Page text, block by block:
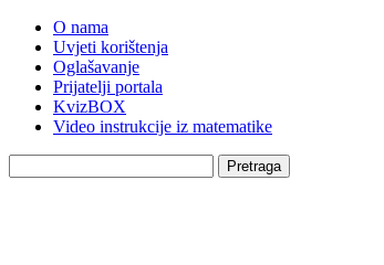
O nama
Uvjeti korištenja
Oglašavanje
Prijatelji portala
KvizBOX
Video instrukcije iz matematike
Pretraga